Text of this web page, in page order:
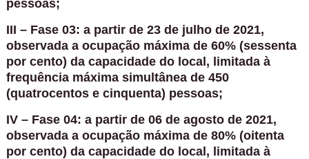
pessoas;
III – Fase 03: a partir de 23 de julho de 2021,
observada a ocupação máxima de 60% (sessenta
por cento) da capacidade do local, limitada à
frequência máxima simultânea de 450
(quatrocentos e cinquenta) pessoas;
IV – Fase 04: a partir de 06 de agosto de 2021,
observada a ocupação máxima de 80% (oitenta
por cento) da capacidade do local, limitada à